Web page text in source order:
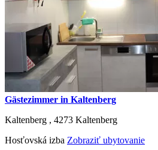
Gästezimmer in Kaltenberg
Kaltenberg , 4273 Kaltenberg
Hosťovská izba Zobraziť ubytovanie